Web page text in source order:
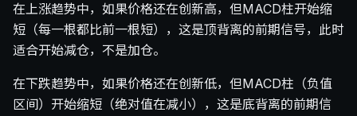
在上涨趋势中，如果价格还在创新高，但MACD柱开始缩
短（每一根都比前一根短），这是顶背离的前期信号，此时
适合开始减仓，不是加仓。
在下跌趋势中，如果价格还在创新低，但MACD柱（负值
区间）开始缩短（绝对值在减小），这是底背离的前期信